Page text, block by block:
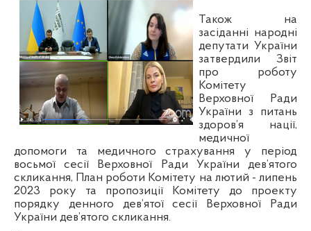
Також на
засіданні народні
депутати України
затвердили Звіт
про роботу
Комітету
Верховної Ради
України з питань
здоров’я нації,
медичної
допомоги та медичного страхування у період
восьмої сесії Верховної Ради України дев’ятого
скликання, План роботи Комітету на лютий - липень
2023 року та пропозиції Комітету до проекту
порядку денного дев’ятої сесії Верховної Ради
України дев’ятого скликання.